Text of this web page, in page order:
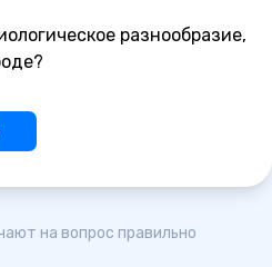
разнообразие,
на вопрос правильно